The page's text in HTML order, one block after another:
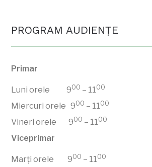
PROGRAM AUDIENŢE
Primar
Luni orele 900 – 11 00
Miercuri orele 900 – 11 00
Vineri orele 900 – 11 00
Viceprimar
Marți orele 900 – 11 00